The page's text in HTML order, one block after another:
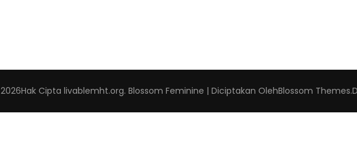
2026Hak Cipta livablemht.org. Blossom Feminine | Diciptakan OlehBlossom Themes